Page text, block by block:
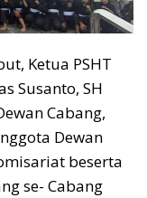
Ketua PSHT
Susanto, SH
Cabang,
Dewan
beserta
se- Cabang